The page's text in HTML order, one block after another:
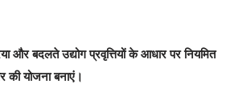
और बदलते उद्योग प्रवृत्तियों के आधार पर नियमित
योजना बनाएं।